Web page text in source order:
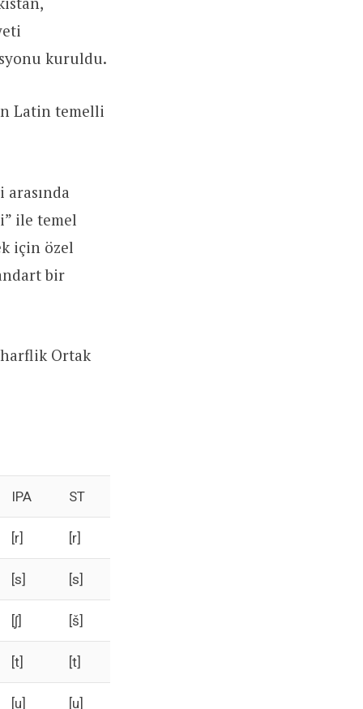
kuruldu.
Latin temelli
ile temel
için özel
bir
Ortak
IPA ST
[r] [r]
[s] [s]
[ʃ] [š]
[t] [t]
[u] [u]